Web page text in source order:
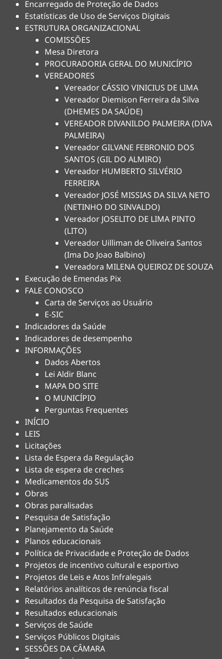
Encarregado de Proteção de Dados
Estatísticas de Uso de Serviços Digitais
ESTRUTURA ORGANIZACIONAL
COMISSÕES
Mesa Diretora
PROCURADORIA GERAL DO MUNICÍPIO
VEREADORES
Vereador CÁSSIO VINICIUS DE LIMA
Vereador Diemison Ferreira da Silva
(DHEMES DA SAÚDE)
VEREADOR DIVANILDO PALMEIRA (DIVA
PALMEIRA)
Vereador GILVANE FEBRONIO DOS
SANTOS (GIL DO ALMIRO)
Vereador HUMBERTO SILVÉRIO
FERREIRA
Vereador JOSÉ MISSIAS DA SILVA NETO
(NETINHO DO SINVALDO)
Vereador JOSELITO DE LIMA PINTO
(LITO)
Vereador Uilliman de Oliveira Santos
(Ima Do Joao Balbino)
Vereadora MILENA QUEIROZ DE SOUZA
Execução de Emendas Pix
FALE CONOSCO
Carta de Serviços ao Usuário
E-SIC
Indicadores da Saúde
Indicadores de desempenho
INFORMAÇÕES
Dados Abertos
Lei Aldir Blanc
MAPA DO SITE
O MUNICÍPIO
Perguntas Frequentes
INÍCIO
LEIS
Licitações
Lista de Espera da Regulação
Lista de espera de creches
Medicamentos do SUS
Obras
Obras paralisadas
Pesquisa de Satisfação
Planejamento da Saúde
Planos educacionais
Política de Privacidade e Proteção de Dados
Projetos de incentivo cultural e esportivo
Projetos de Leis e Atos Infralegais
Relatórios analíticos de renúncia fiscal
Resultados da Pesquisa de Satisfação
Resultados educacionais
Serviços de Saúde
Serviços Públicos Digitais
SESSÕES DA CÂMARA